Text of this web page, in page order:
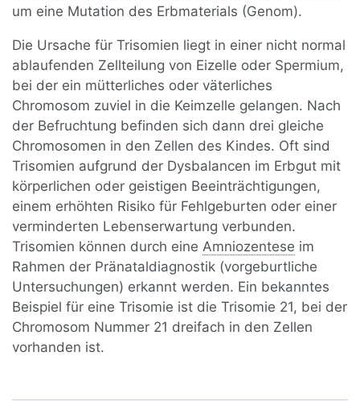
um eine Mutation des Erbmaterials (Genom).
Die Ursache für Trisomien liegt in einer nicht normal
ablaufenden Zellteilung von Eizelle oder Spermium,
bei der ein mütterliches oder väterliches
Chromosom zuviel in die Keimzelle gelangen. Nach
der Befruchtung befinden sich dann drei gleiche
Chromosomen in den Zellen des Kindes. Oft sind
Trisomien aufgrund der Dysbalancen im Erbgut mit
körperlichen oder geistigen Beeinträchtigungen,
einem erhöhten Risiko für Fehlgeburten oder einer
verminderten Lebenserwartung verbunden.
Trisomien können durch eine Amniozentese im
Rahmen der Pränataldiagnostik (vorgeburtliche
Untersuchungen) erkannt werden. Ein bekanntes
Beispiel für eine Trisomie ist die Trisomie 21, bei der
Chromosom Nummer 21 dreifach in den Zellen
vorhanden ist.